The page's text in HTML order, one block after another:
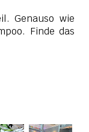
Genauso wie
Finde das